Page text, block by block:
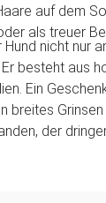
auf dem
als treuer
nicht nur
besteht aus
Ein
breites
der